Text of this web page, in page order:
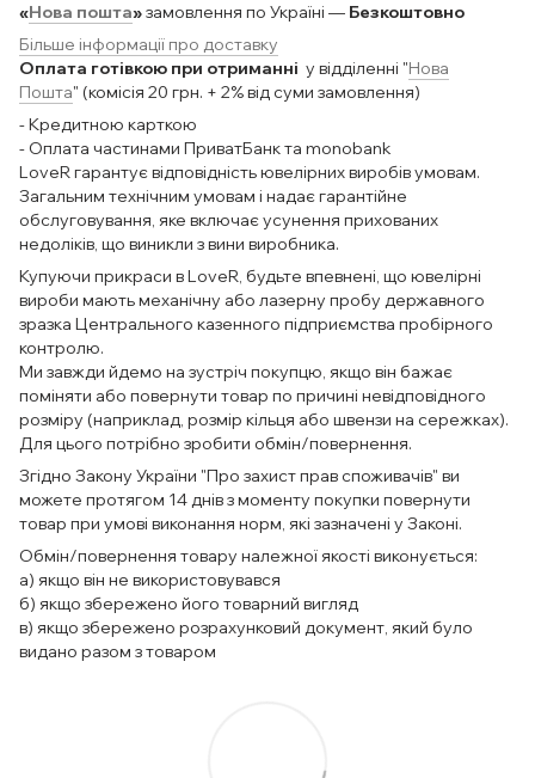
«Нова пошта»замовлення по Україні — Безкоштовно
Більше інформації про доставку
Оплата готівкою при отриманні у відділенні "Нова
Пошта" (комісія 20 грн. + 2% від суми замовлення)
- Кредитною карткою
- Оплата частинами ПриватБанк та monobank
LoveR гарантує відповідність ювелірних виробів умовам.
Загальним технічним умовам і надає гарантійне
обслуговування, яке включає усунення прихованих
недоліків, що виникли з вини виробника.
Купуючи прикраси в LoveR, будьте впевнені, що ювелірні
вироби мають механічну або лазерну пробу державного
зразка Центрального казенного підприємства пробірного
контролю.
Ми завжди йдемо на зустріч покупцю, якщо він бажає
поміняти або повернути товар по причині невідповідного
розміру (наприклад, розмір кільця або швензи на сережках).
Для цього потрібно зробити обмін/повернення.
Згідно Закону України "Про захист прав споживачів" ви
можете протягом 14 днів з моменту покупки повернути
товар при умові виконання норм, які зазначені у Законі.
Обмін/повернення товару належної якості виконується:
а) якщо він не використовувався
б) якщо збережено його товарний вигляд
в) якщо збережено розрахунковий документ, який було
видано разом з товаром